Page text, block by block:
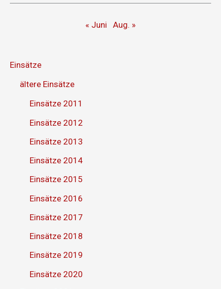
« Juni Aug. »
Einsätze
ältere Einsätze
Einsätze 2011
Einsätze 2012
Einsätze 2013
Einsätze 2014
Einsätze 2015
Einsätze 2016
Einsätze 2017
Einsätze 2018
Einsätze 2019
Einsätze 2020